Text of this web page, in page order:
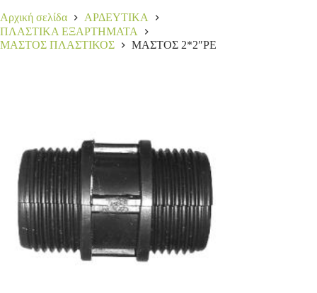
Αρχική σελίδα
ΑΡΔΕΥΤΙΚΑ
ΠΛΑΣΤΙΚΑ ΕΞΑΡΤΗΜΑΤΑ
ΜΑΣΤΟΣ ΠΛΑΣΤΙΚΟΣ
ΜΑΣΤΟΣ 2*2″PE